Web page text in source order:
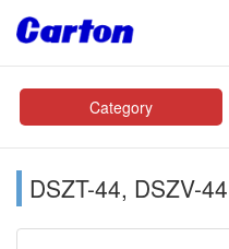
Category
DSZT-44, DSZV-44